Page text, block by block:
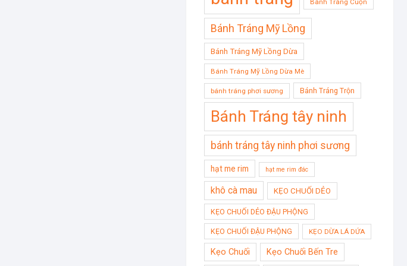
Bánh Tráng Cuộn
Bánh Tráng Mỹ Lồng
Bánh Tráng Mỹ Lồng Dừa
Bánh Tráng Mỹ Lồng Dừa Mè
bánh tráng phơi sương Bánh Tráng Trộn
Bánh Tráng tây ninh
bánh tráng tây ninh phơi sương
hạt me rim hạt me rim đác
khô cà mau KẸO CHUỐI DẺO
KẸO CHUỐI DẺO ĐẬU PHỘNG
KẸO CHUỐI ĐẬU PHỘNG KẸO DỪA LÁ DỨA
Kẹo Chuối Kẹo Chuối Bến Tre